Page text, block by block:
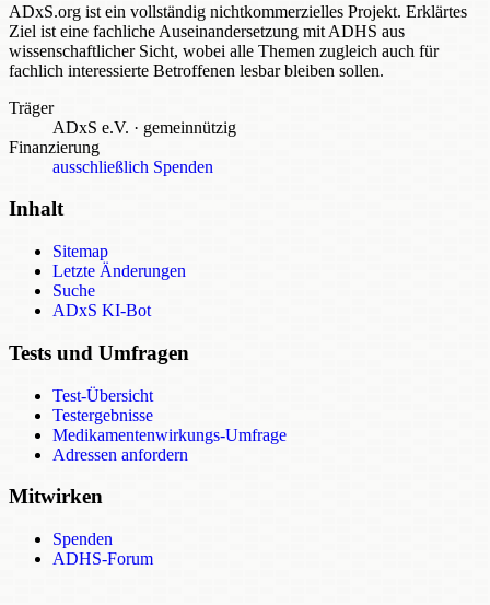
ADxS.org ist ein vollständig nichtkommerzielles Projekt. Erklärtes
Ziel ist eine fachliche Auseinandersetzung mit ADHS aus
wissenschaftlicher Sicht, wobei alle Themen zugleich auch für
fachlich interessierte Betroffenen lesbar bleiben sollen.
Träger
ADxS e.V. · gemeinnützig
Finanzierung
ausschließlich Spenden
Inhalt
Sitemap
Letzte Änderungen
Suche
ADxS KI-Bot
Tests und Umfragen
Test-Übersicht
Testergebnisse
Medikamentenwirkungs-Umfrage
Adressen anfordern
Mitwirken
Spenden
ADHS-Forum